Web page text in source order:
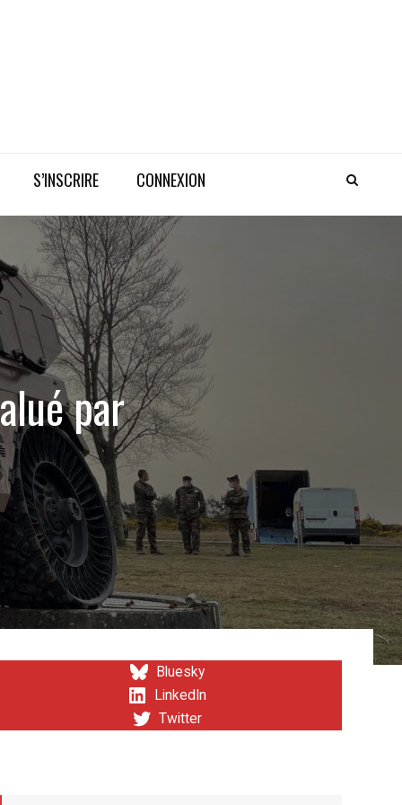
S’INSCRIRE CONNEXION
par
Bluesky
LinkedIn
Twitter